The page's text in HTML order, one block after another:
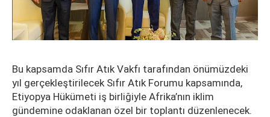
Bu kapsamda Sıfır Atık Vakfı tarafından önümüzdeki
yıl gerçekleştirilecek Sıfır Atık Forumu kapsamında,
Etiyopya Hükümeti iş birliğiyle Afrika’nın iklim
gündemine odaklanan özel bir toplantı düzenlenecek.